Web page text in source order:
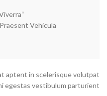
“Fringilla In Dui” @Vestibulum Viverra
Vehicula
aptent in scelerisque volutpat
egestas vestibulum parturient.